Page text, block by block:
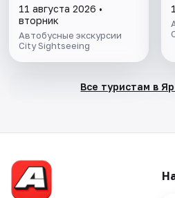
11 августа 2026 •
вторник
Автобусные экскурсии
City Sightseeing
Все туристам в